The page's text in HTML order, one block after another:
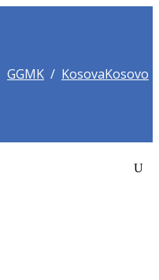
GGMK / KosovaKosovo